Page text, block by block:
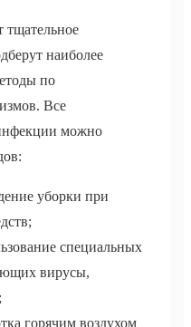
наиболее
по
Все
можно
уборки при
специальных
вирусы,
горячим воздухом